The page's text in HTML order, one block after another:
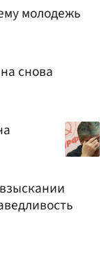
молодежь
снова